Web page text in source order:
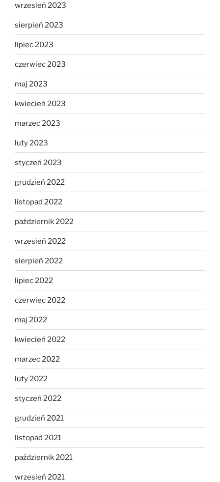
wrzesień 2023
sierpień 2023
lipiec 2023
czerwiec 2023
maj 2023
kwiecień 2023
marzec 2023
luty 2023
styczeń 2023
grudzień 2022
listopad 2022
październik 2022
wrzesień 2022
sierpień 2022
lipiec 2022
czerwiec 2022
maj 2022
kwiecień 2022
marzec 2022
luty 2022
styczeń 2022
grudzień 2021
listopad 2021
październik 2021
wrzesień 2021